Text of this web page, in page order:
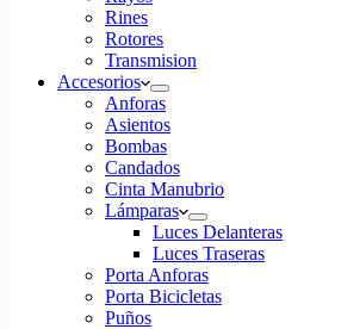
Rines
Rotores
Transmision
Accesorios
Anforas
Asientos
Bombas
Candados
Cinta Manubrio
Lámparas
Luces Delanteras
Luces Traseras
Porta Anforas
Porta Bicicletas
Puños